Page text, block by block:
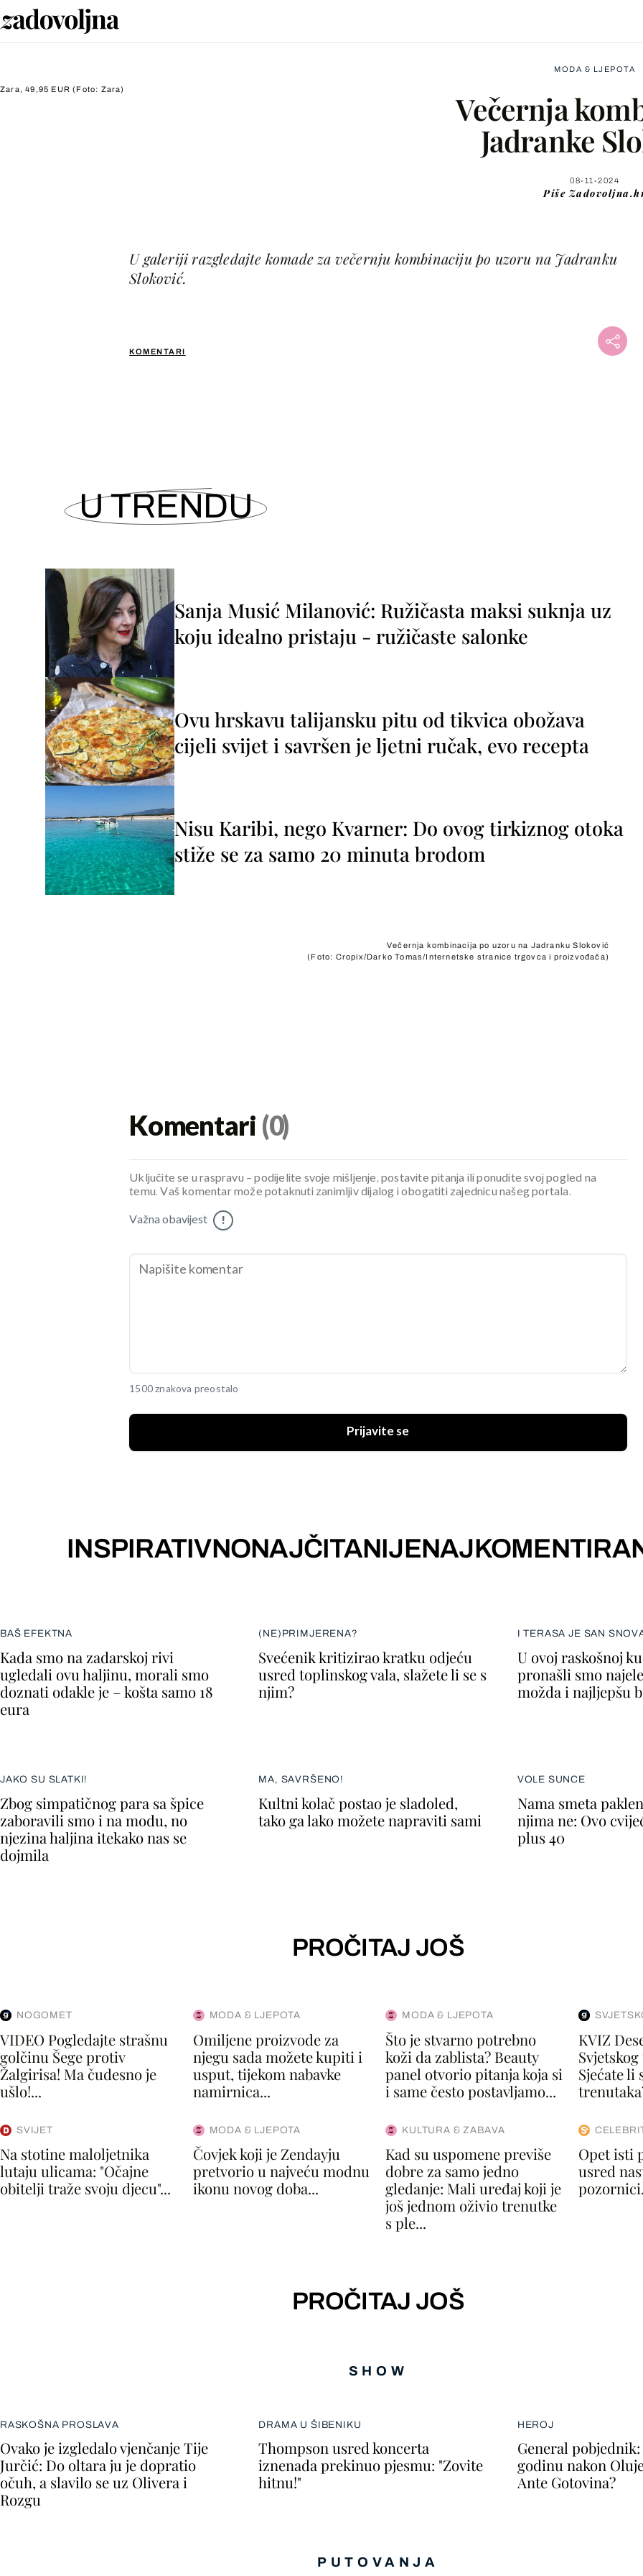
Zara, 49,95 EUR(Foto: Zara)
MODA & LJEPOTA
Večernja
Jadranke
08-11-2024
Piše
KOMENTARI
U galeriji razgledajte komade za večernju kombinaciju po uzoru na Jadranku
Sloković.
WhatsApp
U TRENDU
Sanja Musić Milanović: Ružičasta maksi suknja uz
koju idealno pristaju - ružičaste salonke
Ovu hrskavu talijansku pitu od tikvica obožava
cijeli svijet i savršen je ljetni ručak, evo recepta
Nisu Karibi, nego Kvarner: Do ovog tirkiznog otoka
stiže se za samo 20 minuta brodom
Večernja kombinacija po uzoru na Jadranku Sloković
(Foto: Cropix/Darko Tomas/Internetske stranice trgovca i proizvođača)
Komentari (0)
Uključite se u raspravu – podijelite svoje mišljenje, postavite pitanja ili ponudite svoj pogled na
temu. Vaš komentar može potaknuti zanimljiv dijalog i obogatiti zajednicu našeg portala.
Važna obavijest !
1500 znakova preostalo
Prijavite se
INSPIRATIVNONAJČITANIJE
BAŠ EFEKTNA
Kada smo na zadarskoj rivi
ugledali ovu haljinu, morali smo
doznati odakle je – košta samo 18
eura
(NE)PRIMJERENA?
Svećenik kritizirao kratku odjeću
usred toplinskog vala, slažete li se s
njim?
I TERASA JE SAN
U ovoj raskošnoj
pronašli smo
možda i najljepšu
JAKO SU SLATKI!
Zbog simpatičnog para sa špice
zaboravili smo i na modu, no
njezina haljina itekako nas se
dojmila
MA, SAVRŠENO!
Kultni kolač postao je sladoled,
tako ga lako možete napraviti sami
VOLE SUNCE
Nama smeta
njima ne: Ovo
plus 40
PROČITAJ JOŠ
NOGOMET
VIDEO Pogledajte strašnu
golčinu Šege protiv
Žalgirisa! Ma čudesno je
ušlo!...
MODA & LJEPOTA
Omiljene proizvode za
njegu sada možete kupiti i
usput, tijekom nabavke
namirnica...
MODA & LJEPOTA
Što je stvarno potrebno
koži da zablista? Beauty
panel otvorio pitanja koja si
i same često postavljamo...
KVIZ
Sjećate li
SVIJET
Na stotine maloljetnika
lutaju ulicama: "Očajne
obitelji traže svoju djecu"...
MODA & LJEPOTA
Čovjek koji je Zendayju
pretvorio u najveću modnu
ikonu novog doba...
KULTURA & ZABAVA
Kad su uspomene previše
dobre za samo jedno
gledanje: Mali uređaj koji je
još jednom oživio trenutke
s ple...
Opet isti
usred
PROČITAJ JOŠ
SHOW
RASKOŠNA PROSLAVA
Ovako je izgledalo vjenčanje Tije
Jurčić: Do oltara ju je dopratio
očuh, a slavilo se uz Olivera i
Rozgu
DRAMA U ŠIBENIKU
Thompson usred koncerta
iznenada prekinuo pjesmu: "Zovite
hitnu!"
HEROJ
General pobjednik:
godinu nakon
Ante Gotovina?
PUTOVANJA